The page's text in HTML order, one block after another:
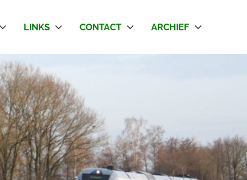
LINKS CONTACT ARCHIEF